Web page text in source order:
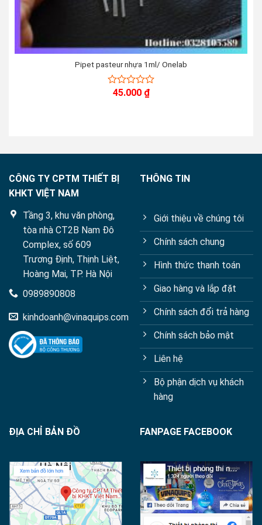
Pipet pasteur nhựa 1ml/ Onelab
45.000 ₫
CÔNG TY CPTM THIẾT BỊ
KHKT VIỆT NAM
Tầng 3, khu văn phòng,
tòa nhà CT2B Nam Đô
Complex, số 609
Trương Định, Thịnh Liệt,
Hoàng Mai, TP. Hà Nội
0989890808
kinhdoanh@vinaquips.com
THÔNG TIN
Giới thiệu về chúng tôi
Chính sách chung
Hình thức thanh toán
Giao hàng và lắp đặt
Chính sách đổi trả hàng
Chính sách bảo mật
Liên hệ
Bộ phận dịch vụ khách
hàng
ĐỊA CHỈ BẢN ĐỒ FANPAGE FACEBOOK